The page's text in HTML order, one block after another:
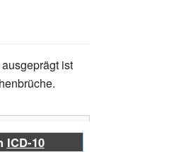
ist
ICD-10